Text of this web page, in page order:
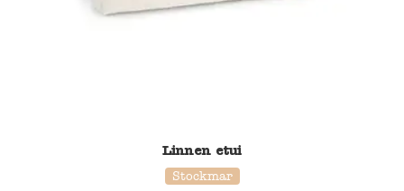
Linnen etui
Stockmar